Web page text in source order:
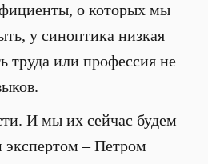
о которых мы
у синоптика низкая
труда или профессия не
И мы их сейчас будем
– Петром